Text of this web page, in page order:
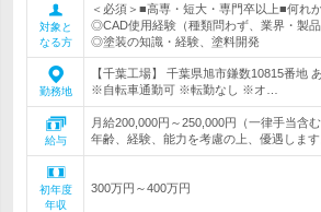
対象と
なる方
＜必須＞■高専・短大・専門卒以上■何れ
◎CAD使用経験（種類問わず、業界・製
◎塗装の知識・経験、塗料開発
勤務地
【千葉工場】 千葉県旭市鎌数10815番地
※自転車通勤可 ※転勤なし ※オ…
給与
月給200,000円～250,000円（一律手当
年齢、経験、能力を考慮の上、優遇しま
初年度
年収
300万円～400万円